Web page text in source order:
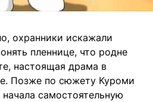
охранники искажали
пленнице, что родне
настоящая драма в
Позже по сюжету Куроми
самостоятельную